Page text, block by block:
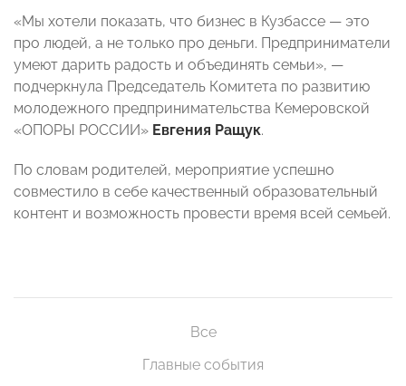
«Мы хотели показать, что бизнес в Кузбассе — это
про людей, а не только про деньги. Предприниматели
умеют дарить радость и объединять семьи», —
подчеркнула Председатель Комитета по развитию
молодежного предпринимательства Кемеровской
«ОПОРЫ РОССИИ» Евгения Ращук.
По словам родителей, мероприятие успешно
совместило в себе качественный образовательный
контент и возможность провести время всей семьей.
Все
Главные события